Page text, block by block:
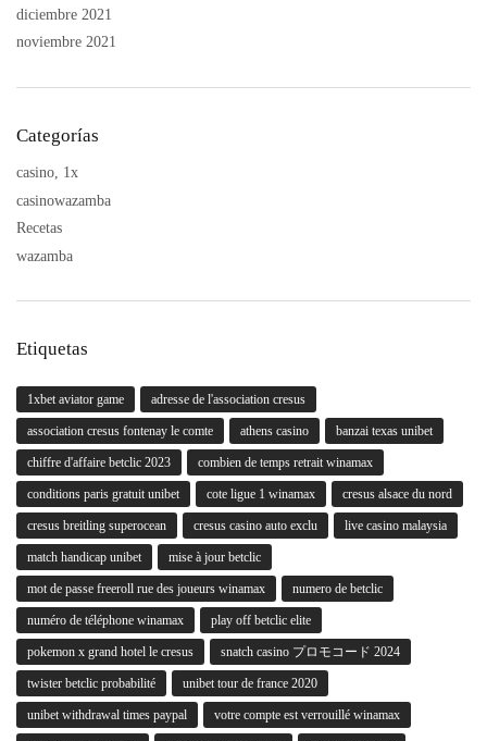
diciembre 2021
noviembre 2021
Categorías
casino, 1x
casinowazamba
Recetas
wazamba
Etiquetas
1xbet aviator game adresse de l'association cresus
association cresus fontenay le comte athens casino banzai texas unibet
chiffre d'affaire betclic 2023 combien de temps retrait winamax
conditions paris gratuit unibet cote ligue 1 winamax cresus alsace du nord
cresus breitling superocean cresus casino auto exclu live casino malaysia
match handicap unibet mise à jour betclic
mot de passe freeroll rue des joueurs winamax numero de betclic
numéro de téléphone winamax play off betclic elite
pokemon x grand hotel le cresus snatch casino プロモコード 2024
twister betclic probabilité unibet tour de france 2020
unibet withdrawal times paypal votre compte est verrouillé winamax